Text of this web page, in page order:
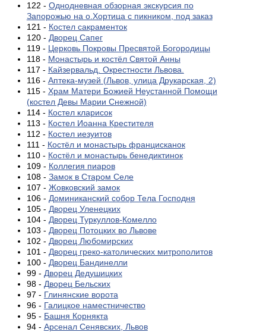
122 - Однодневная обзорная экскурсия по
Запорожью на о.Хортица с пикником, под заказ
121 - Костел сакраменток
120 - Дворец Сапег
119 - Церковь Покровы Пресвятой Богородицы
118 - Монастырь и костёл Святой Анны
117 - Кайзервальд. Окрестности Львова.
116 - Аптека-музей (Львов, улица Друкарская, 2)
115 - Храм Матери Божией Неустанной Помощи
(костел Девы Марии Снежной)
114 - Костел кларисок
113 - Костел Иоанна Крестителя
112 - Костел иезуитов
111 - Костёл и монастырь францисканок
110 - Костёл и монастырь бенедиктинок
109 - Коллегия пиаров
108 - Замок в Старом Селе
107 - Жовковский замок
106 - Доминиканский собор Тела Господня
105 - Дворец Уленецких
104 - Дворец Туркуллов-Комелло
103 - Дворец Потоцких во Львове
102 - Дворец Любомирских
101 - Дворец греко-католических митрополитов
100 - Дворец Бандинелли
99 - Дворец Дедушицких
98 - Дворец Бельских
97 - Глинянские ворота
96 - Галицкое наместничество
95 - Башня Корнякта
94 - Арсенал Сенявских, Львов